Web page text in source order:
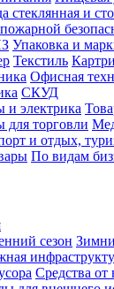
стеклянная и
Упаковка и
Текстиль
Офисная
СКУД
и электрика
для торговли
и отдых,
По видам
сезон
Средства от